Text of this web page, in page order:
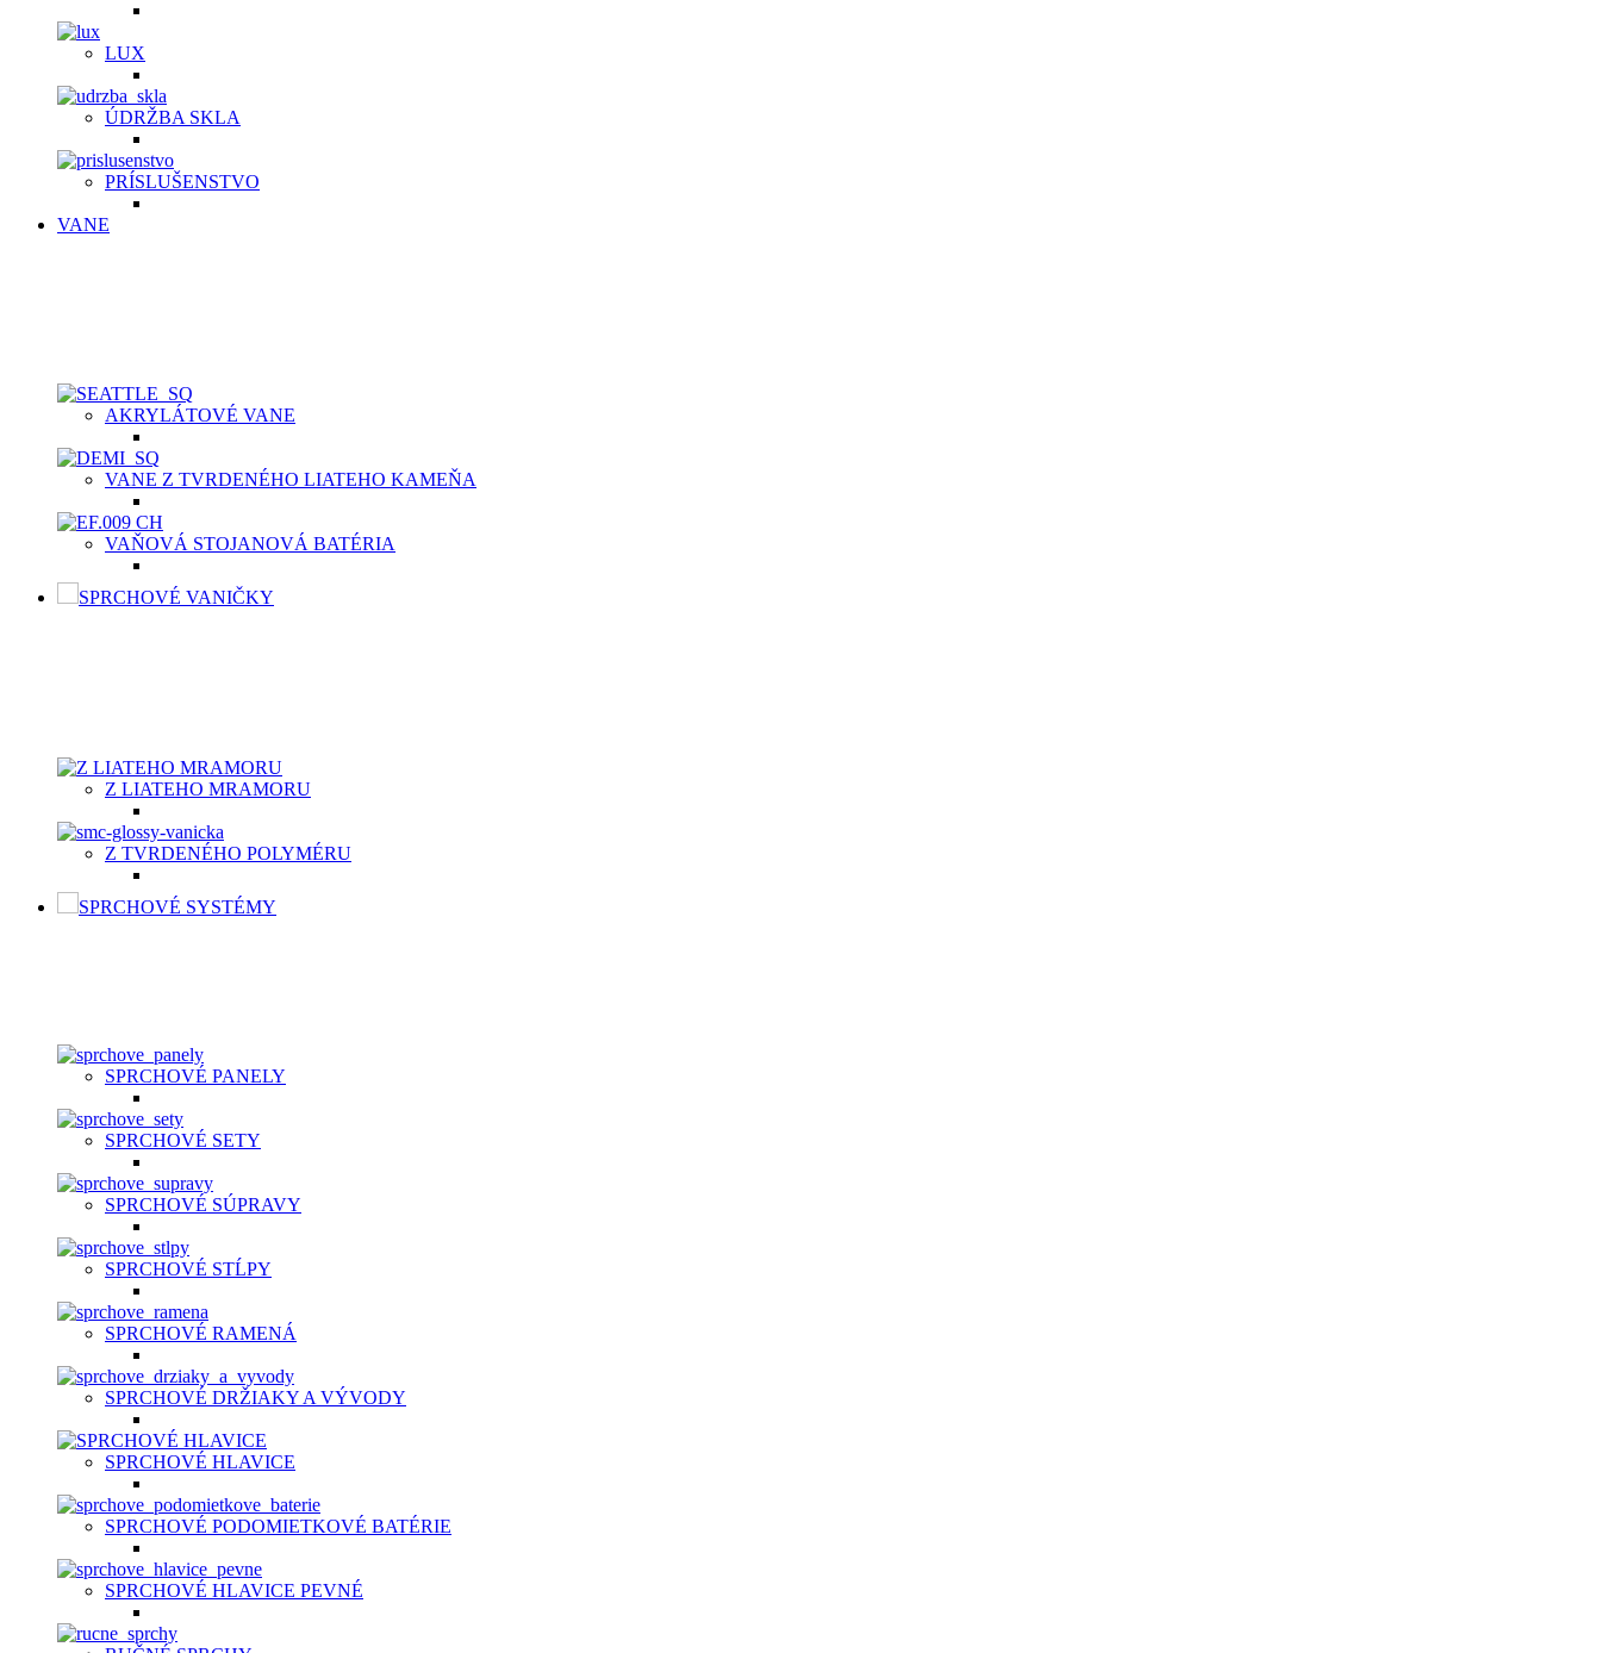
LUX
ÚDRŽBA SKLA
PRÍSLUŠENSTVO
VANE
AKRYLÁTOVÉ VANE
VANE Z TVRDENÉHO LIATEHO KAMEŇA
VAŇOVÁ STOJANOVÁ BATÉRIA
SPRCHOVÉ VANIČKY
Z LIATEHO MRAMORU
Z TVRDENÉHO POLYMÉRU
SPRCHOVÉ SYSTÉMY
SPRCHOVÉ PANELY
SPRCHOVÉ SETY
SPRCHOVÉ SÚPRAVY
SPRCHOVÉ STĹPY
SPRCHOVÉ RAMENÁ
SPRCHOVÉ DRŽIAKY A VÝVODY
SPRCHOVÉ HLAVICE
SPRCHOVÉ PODOMIETKOVÉ BATÉRIE
SPRCHOVÉ HLAVICE PEVNÉ